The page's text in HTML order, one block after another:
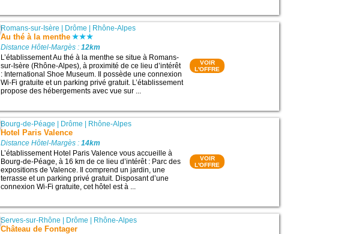
Romans-sur-Isère Drôme Rhône-Alpes
Au thé à la menthe
Distance Hôtel-Margès :12km
L’établissement Au thé à la menthe se situe à Romans-
sur-Isère (Rhône-Alpes), à proximité de ce lieu d’intérêt
: International Shoe Museum. Il possède une connexion
Wi-Fi gratuite et un parking privé gratuit. L’établissement
propose des hébergements avec vue sur ...
VOIR
L'OFFRE
Bourg-de-Péage Drôme Rhône-Alpes
Hotel Paris Valence
Distance Hôtel-Margès :14km
L’établissement Hotel Paris Valence vous accueille à
Bourg-de-Péage, à 16 km de ce lieu d’intérêt : Parc des
expositions de Valence. Il comprend un jardin, une
terrasse et un parking privé gratuit. Disposant d’une
connexion Wi-Fi gratuite, cet hôtel est à ...
VOIR
L'OFFRE
Serves-sur-Rhône | Drôme | Rhône-Alpes
Château de Fontager